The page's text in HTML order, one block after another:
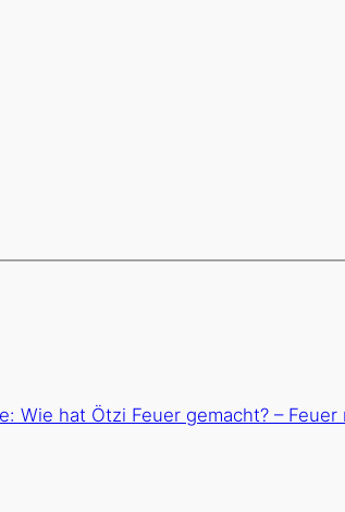
Wie hat Ötzi Feuer gemacht? –